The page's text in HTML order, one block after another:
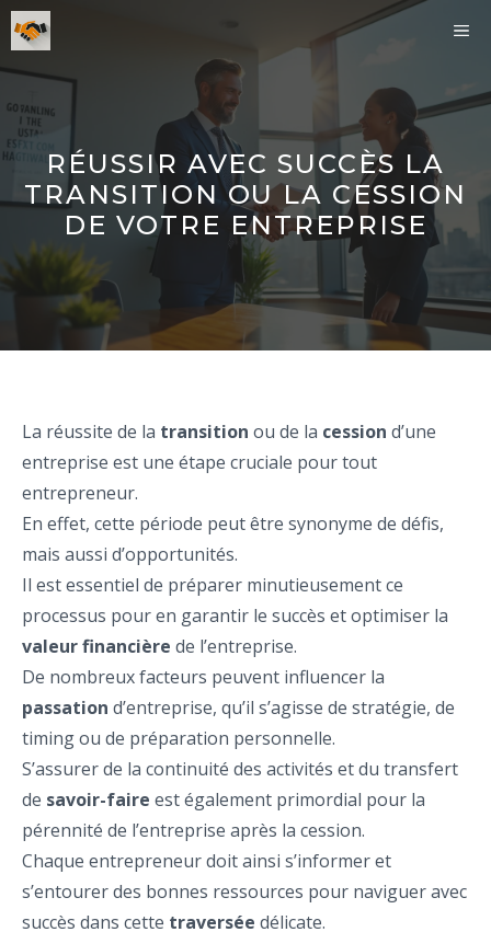
Aller
au
contenu
RÉUSSIR AVEC SUCCÈS LA
TRANSITION OU LA CESSION
DE VOTRE ENTREPRISE
La réussite de la transition ou de la cession d’une
entreprise est une étape cruciale pour tout
entrepreneur.
En effet, cette période peut être synonyme de défis,
mais aussi d’opportunités.
Il est essentiel de préparer minutieusement ce
processus pour en garantir le succès et optimiser la
valeur financière de l’entreprise.
De nombreux facteurs peuvent influencer la
passation d’entreprise, qu’il s’agisse de stratégie, de
timing ou de préparation personnelle.
S’assurer de la continuité des activités et du transfert
de savoir-faire est également primordial pour la
pérennité de l’entreprise après la cession.
Chaque entrepreneur doit ainsi s’informer et
s’entourer des bonnes ressources pour naviguer avec
succès dans cette traversée délicate.